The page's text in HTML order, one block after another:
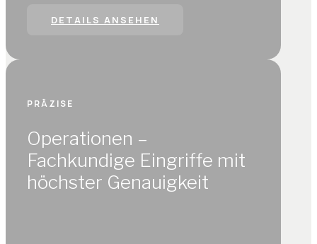
DETAILS ANSEHEN
PRÄZISE
Operationen –
Fachkundige Eingriffe mit
höchster Genauigkeit